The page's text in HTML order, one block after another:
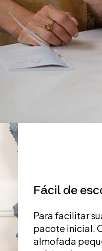
Fácil de
Para facilitar
pacote inicial.
almofada